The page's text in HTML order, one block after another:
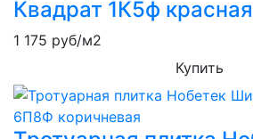
Квадрат 1К5ф красная
1 175 руб/м2
Купить